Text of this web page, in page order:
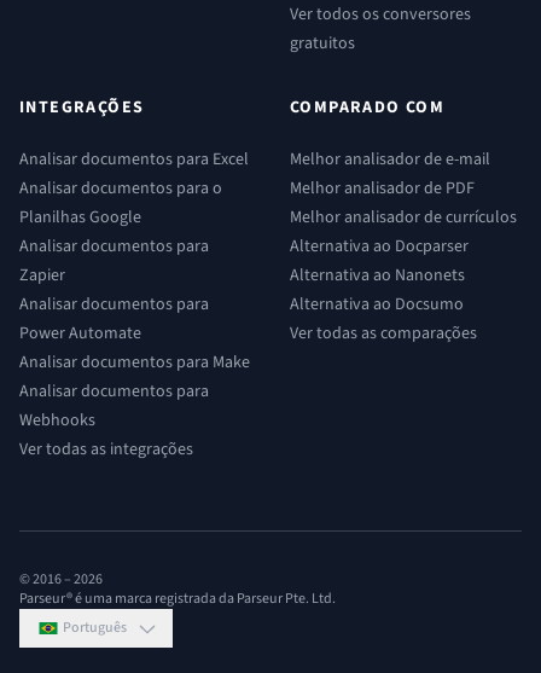
Ver todos os conversores
gratuitos
INTEGRAÇÕES
Analisar documentos para Excel
Analisar documentos para o
Planilhas Google
Analisar documentos para
Zapier
Analisar documentos para
Power Automate
Analisar documentos para Make
Analisar documentos para
Webhooks
Ver todas as integrações
COMPARADO COM
Melhor analisador de e-mail
Melhor analisador de PDF
Melhor analisador de currículos
Alternativa ao Docparser
Alternativa ao Nanonets
Alternativa ao Docsumo
Ver todas as comparações
© 2016 –2026
Parseur® é uma marca registrada da Parseur Pte. Ltd.
Português